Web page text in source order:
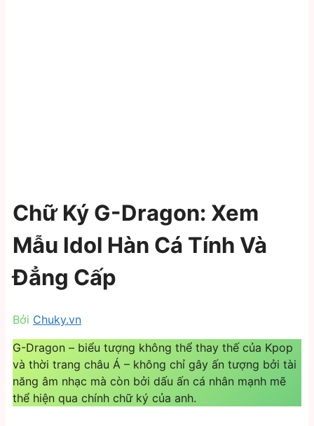
Chữ Ký G-Dragon: Xem
Mẫu Idol Hàn Cá Tính Và
Đẳng Cấp
Bởi Chuky.vn
G-Dragon – biểu tượng không thể thay thế của Kpop
và thời trang châu Á – không chỉ gây ấn tượng bởi tài
năng âm nhạc mà còn bởi dấu ấn cá nhân mạnh mẽ
thể hiện qua chính chữ ký của anh.